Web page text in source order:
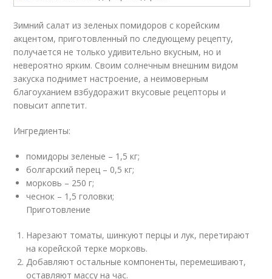
Зимний салат из зеленых помидоров с корейским
акцентом, приготовленный по следующему рецепту,
получается не только удивительно вкусным, но и
невероятно ярким. Своим солнечным внешним видом
закуска поднимет настроение, а неимоверным
благоуханием взбудоражит вкусовые рецепторы и
повысит аппетит.
Ингредиенты:
помидоры зеленые – 1,5 кг;
болгарский перец – 0,5 кг;
морковь – 250 г;
чеснок – 1,5 головки;
Приготовление
Нарезают томаты, шинкуют перцы и лук, перетирают
на корейской терке морковь.
Добавляют остальные компоненты, перемешивают,
оставляют массу на час.